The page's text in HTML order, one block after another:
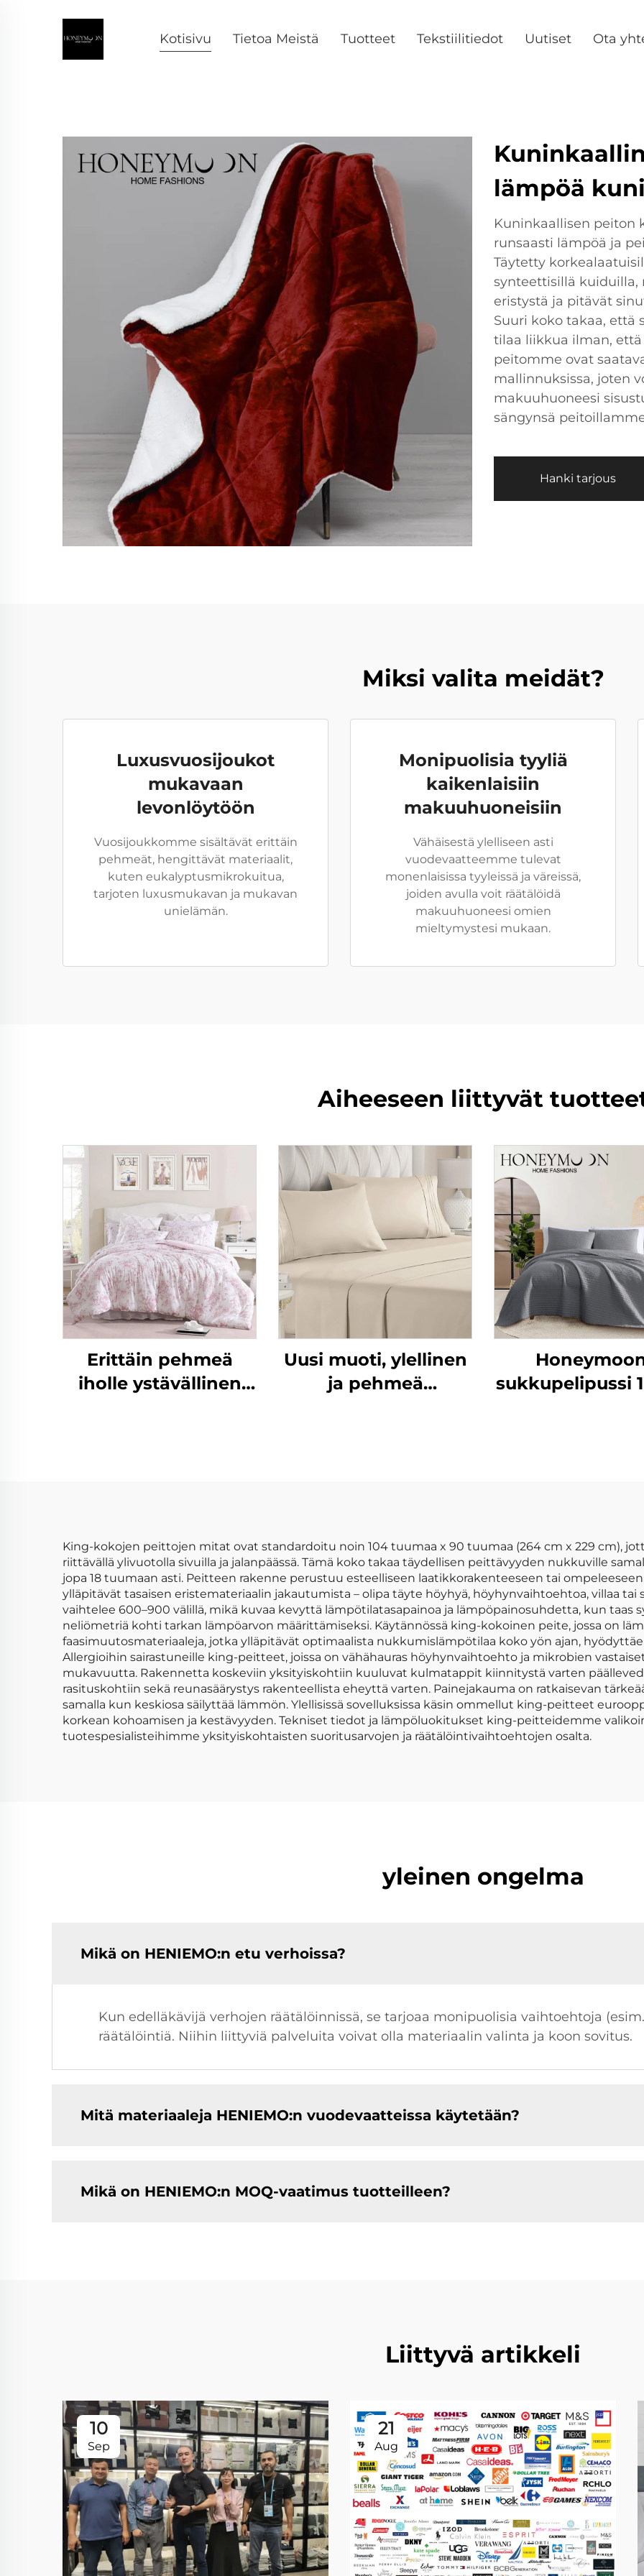
Kotisivu Tietoa Meistä Tuotteet Tekstiilitiedot Uutiset Ota
lämpöä
Kuninkaallisen peiton
runsaasti lämpöä ja
Täytetty
synteettisillä
eristystä ja pitävät
Suuri koko takaa, että
tilaa liikkua ilman,
peitomme ovat
mallinnuksissa, joten
makuuhuoneesi
sängynsä
Hanki tarjous
Miksi valita meidät?
Luxusvuosijoukot
mukavaan
levonlöytöön
Vuosijoukkomme sisältävät erittäin
pehmeät, hengittävät materiaalit,
kuten eukalyptusmikrokuitua,
tarjoten luxusmukavan ja mukavan
unielämän.
Monipuolisia tyyliä
kaikenlaisiin
makuuhuoneisiin
Vähäisestä ylelliseen asti
vuodevaatteemme tulevat
monenlaisissa tyyleissä ja väreissä,
joiden avulla voit räätälöidä
makuuhuoneesi omien
mieltymystesi mukaan.
Aiheeseen liittyvät
Erittäin pehmeä
iholle ystävällinen
Uusi muoti, ylellinen
ja pehmeä
vuodenaikoihin
sukkupelipussi
King-kokojen peittojen mitat ovat standardoitu noin 104 tuumaa x 90 tuumaa (264 cm x 229 cm),
riittävällä ylivuotolla sivuilla ja jalanpäässä. Tämä koko takaa täydellisen peittävyyden nukkuville
jopa 18 tuumaan asti. Peitteen rakenne perustuu esteelliseen laatikkorakenteeseen tai
ylläpitävät tasaisen eristemateriaalin jakautumista – olipa täyte höyhyä, höyhynvaihtoehtoa, villaa
vaihtelee 600–900 välillä, mikä kuvaa kevyttä lämpötilatasapainoa ja lämpöpainosuhdetta, kun
neliömetriä kohti tarkan lämpöarvon määrittämiseksi. Käytännössä king-kokoinen peite, jossa on
faasimuutosmateriaaleja, jotka ylläpitävät optimaalista nukkumislämpötilaa koko yön ajan,
Allergioihin sairastuneille king-peitteet, joissa on vähähauras höyhynvaihtoehto ja mikrobien
mukavuutta. Rakennetta koskeviin yksityiskohtiin kuuluvat kulmatappit kiinnitystä varten
rasituskohtiin sekä reunasäärystys rakenteellista eheyttä varten. Painejakauma on ratkaisevan
samalla kun keskiosa säilyttää lämmön. Ylellisissä sovelluksissa käsin ommellut king-peitteet
korkean kohoamisen ja kestävyyden. Tekniset tiedot ja lämpöluokitukset king-peitteidemme
tuotespesialisteihimme yksityiskohtaisten suoritusarvojen ja räätälöintivaihtoehtojen osalta.
yleinen ongelma
Mikä on HENIEMO:n etu verhoissa?
Kun edelläkävijä verhojen räätälöinnissä, se tarjoaa monipuolisia vaihtoehtoja
räätälöintiä. Niihin liittyviä palveluita voivat olla materiaalin valinta ja koon sovitus.
Mitä materiaaleja HENIEMO:n vuodevaatteissa käytetään?
Mikä on HENIEMO:n MOQ-vaatimus tuotteilleen?
Liittyvä artikkeli
10
Sep
21
Aug